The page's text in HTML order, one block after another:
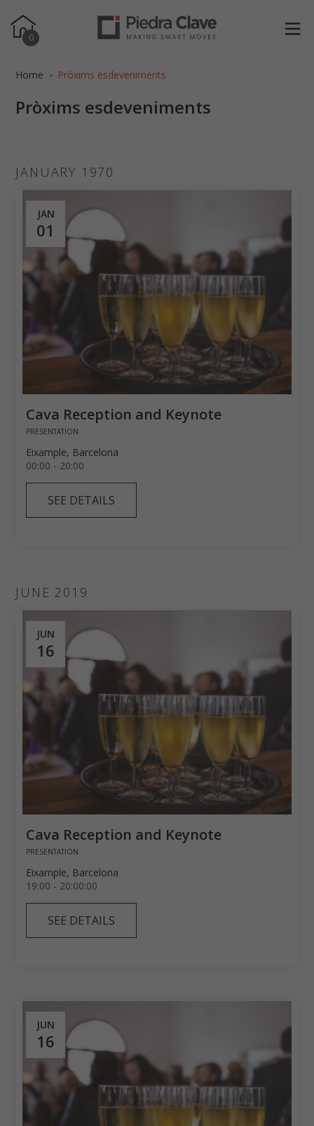
0
Home Pròxims esdeveniments
Pròxims esdeveniments
JANUARY 1970
JAN
01
Cava Reception and Keynote
PRESENTATION
Eixample, Barcelona
00:00 - 20:00
SEE DETAILS
JUNE 2019
JUN
16
Cava Reception and Keynote
PRESENTATION
Eixample, Barcelona
19:00 - 20:00:00
SEE DETAILS
JUN
16